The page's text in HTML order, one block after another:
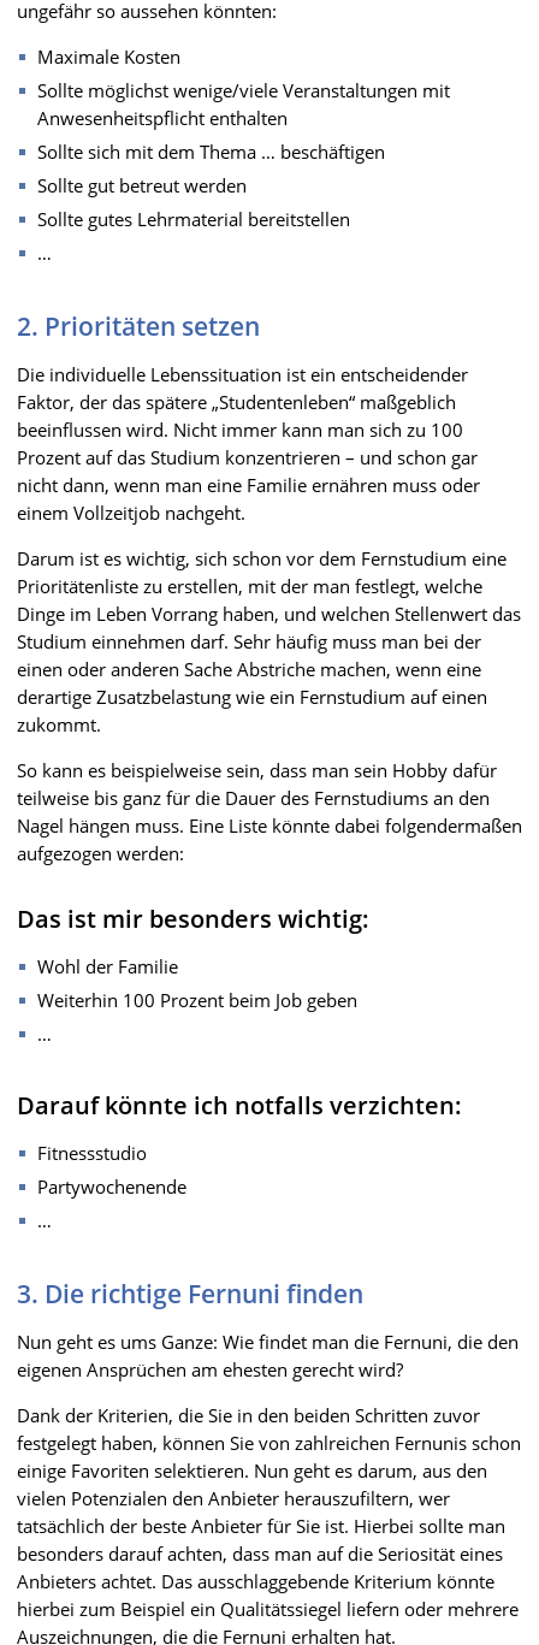
ungefähr so aussehen könnten:
Maximale Kosten
Sollte möglichst wenige/viele Veranstaltungen mit
Anwesenheitspflicht enthalten
Sollte sich mit dem Thema … beschäftigen
Sollte gut betreut werden
Sollte gutes Lehrmaterial bereitstellen
…
2. Prioritäten setzen
Die individuelle Lebenssituation ist ein entscheidender
Faktor, der das spätere „Studentenleben“ maßgeblich
beeinflussen wird. Nicht immer kann man sich zu 100
Prozent auf das Studium konzentrieren – und schon gar
nicht dann, wenn man eine Familie ernähren muss oder
einem Vollzeitjob nachgeht.
Darum ist es wichtig, sich schon vor dem Fernstudium eine
Prioritätenliste zu erstellen, mit der man festlegt, welche
Dinge im Leben Vorrang haben, und welchen Stellenwert das
Studium einnehmen darf. Sehr häufig muss man bei der
einen oder anderen Sache Abstriche machen, wenn eine
derartige Zusatzbelastung wie ein Fernstudium auf einen
zukommt.
So kann es beispielweise sein, dass man sein Hobby dafür
teilweise bis ganz für die Dauer des Fernstudiums an den
Nagel hängen muss. Eine Liste könnte dabei folgendermaßen
aufgezogen werden:
Das ist mir besonders wichtig:
Wohl der Familie
Weiterhin 100 Prozent beim Job geben
…
Darauf könnte ich notfalls verzichten:
Fitnessstudio
Partywochenende
…
3. Die richtige Fernuni finden
Nun geht es ums Ganze: Wie findet man die Fernuni, die den
eigenen Ansprüchen am ehesten gerecht wird?
Dank der Kriterien, die Sie in den beiden Schritten zuvor
festgelegt haben, können Sie von zahlreichen Fernunis schon
einige Favoriten selektieren. Nun geht es darum, aus den
vielen Potenzialen den Anbieter herauszufiltern, wer
tatsächlich der beste Anbieter für Sie ist. Hierbei sollte man
besonders darauf achten, dass man auf die Seriosität eines
Anbieters achtet. Das ausschlaggebende Kriterium könnte
hierbei zum Beispiel ein Qualitätssiegel liefern oder mehrere
Auszeichnungen, die die Fernuni erhalten hat.